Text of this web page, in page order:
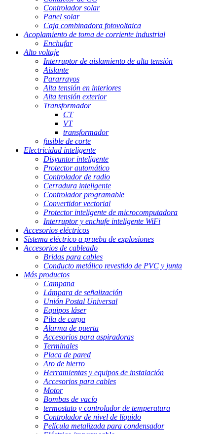
Controlador solar
Panel solar
Caja combinadora fotovoltaica
Acoplamiento de toma de corriente industrial
Enchufar
Alto voltaje
Interruptor de aislamiento de alta tensión
Aislante
Pararrayos
Alta tensión en interiores
Alta tensión exterior
Transformador
CT
VT
transformador
fusible de corte
Electricidad inteligente
Disyuntor inteligente
Protector automático
Controlador de radio
Cerradura inteligente
Controlador programable
Convertidor vectorial
Protector inteligente de microcomputadora
Interruptor y enchufe inteligente WiFi
Accesorios eléctricos
Sistema eléctrico a prueba de explosiones
Accesorios de cableado
Bridas para cables
Conducto metálico revestido de PVC y junta
Más productos
Campana
Lámpara de señalización
Unión Postal Universal
Equipos láser
Pila de carga
Alarma de puerta
Accesorios para aspiradoras
Terminales
Placa de pared
Aro de hierro
Herramientas y equipos de instalación
Accesorios para cables
Motor
Bombas de vacío
termostato y controlador de temperatura
Controlador de nivel de líquido
Película metalizada para condensador